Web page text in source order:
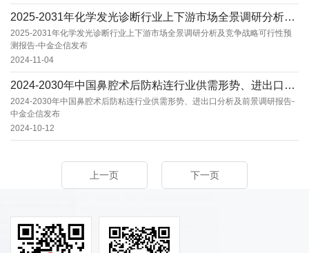
2025-2031年化学发光诊断行业上下游市场全景调研分析及竞争战略可行性预测报告-中金企...
2025-2031年化学发光诊断行业上下游市场全景调研分析及竞争战略可行性预
测报告-中金企信发布
2024-11-04
2024-2030年中国鼻腔术后防粘连行业供需形势、进出口分析及前景调研报告-中金企信发布...
2024-2030年中国鼻腔术后防粘连行业供需形势、进出口分析及前景调研报告-
中金企信发布
2024-10-12
上一页 下一页